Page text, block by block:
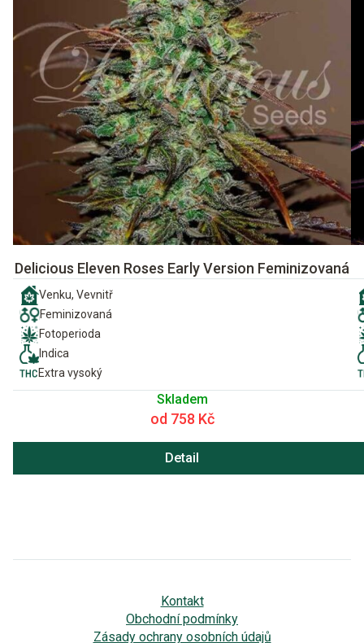
Delicious Eleven Roses Early Version Feminizovaná
Venku, Vevnitř
Feminizovaná
Fotoperioda
Indica
Extra vysoký
Skladem
od 758 Kč
Detail
Kontakt
Obchodní podmínky
Zásady ochrany osobních údajů